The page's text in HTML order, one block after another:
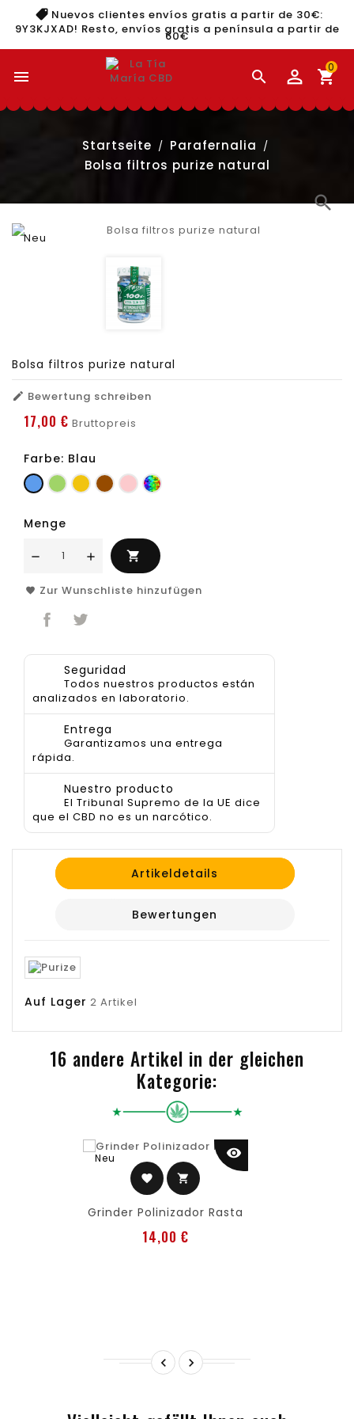
Nuevos clientes envíos gratis a partir de 30€:
9Y3KJXAD! Resto, envíos gratis a península a partir de
60€
  shopping_cart
0
Startseite
Parafernalia
Bolsa filtros purize natural
Neu
search
Bolsa filtros purize natural
 Bewertung schreiben
17,00 € Bruttopreis
Farbe: Blau
BlauGrünGelbMarron
PinkMulticolor
Menge

Zur Wunschliste hinzufügen
Seguridad
Todos nuestros productos están
analizados en laboratorio.
Entrega
Garantizamos una entrega
rápida.
Nuestro producto
El Tribunal Supremo de la UE dice
que el CBD no es un narcótico.
Artikeldetails
Bewertungen
Auf Lager 2 Artikel
16 andere Artikel in der gleichen
Kategorie:
Neu
favorite shopping_cart
visibility
Grinder Polinizador Rasta
14,00 €Preis
 